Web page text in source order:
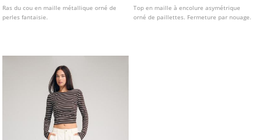
Ras du cou en maille métallique orné de
perles fantaisie.
Top en maille à encolure asymétrique
orné de paillettes. Fermeture par nouage.